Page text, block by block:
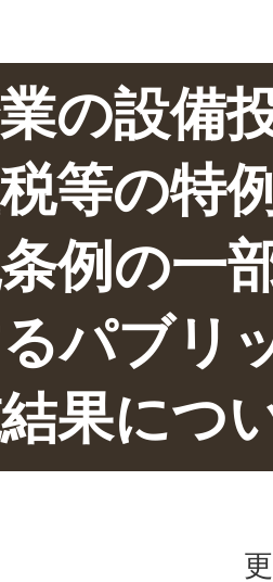
の設備
等の特
例の一
パブリ
結果につ